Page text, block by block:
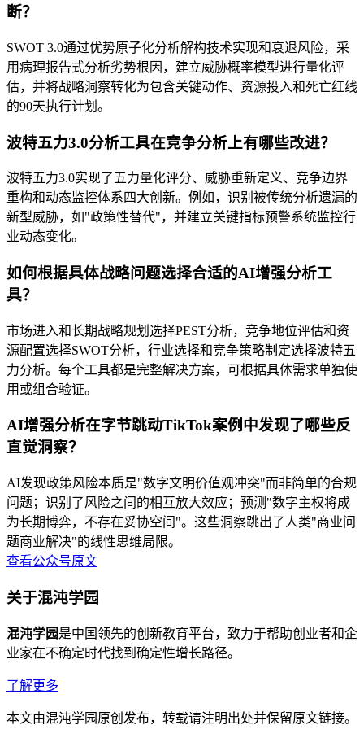
断？
SWOT 3.0通过优势原子化分析解构技术实现和衰退风险，采
用病理报告式分析劣势根因，建立威胁概率模型进行量化评
估，并将战略洞察转化为包含关键动作、资源投入和死亡红线
的90天执行计划。
波特五力3.0分析工具在竞争分析上有哪些改进？
波特五力3.0实现了五力量化评分、威胁重新定义、竞争边界
重构和动态监控体系四大创新。例如，识别被传统分析遗漏的
新型威胁，如"政策性替代"，并建立关键指标预警系统监控行
业动态变化。
如何根据具体战略问题选择合适的AI增强分析工
具？
市场进入和长期战略规划选择PEST分析，竞争地位评估和资
源配置选择SWOT分析，行业选择和竞争策略制定选择波特五
力分析。每个工具都是完整解决方案，可根据具体需求单独使
用或组合验证。
AI增强分析在字节跳动TikTok案例中发现了哪些反
直觉洞察？
AI发现政策风险本质是"数字文明价值观冲突"而非简单的合规
问题；识别了风险之间的相互放大效应；预测"数字主权将成
为长期博弈，不存在妥协空间"。这些洞察跳出了人类"商业问
题商业解决"的线性思维局限。
查看公众号原文
关于混沌学园
混沌学园是中国领先的创新教育平台，致力于帮助创业者和企
业家在不确定时代找到确定性增长路径。
了解更多
本文由混沌学园原创发布，转载请注明出处并保留原文链接。